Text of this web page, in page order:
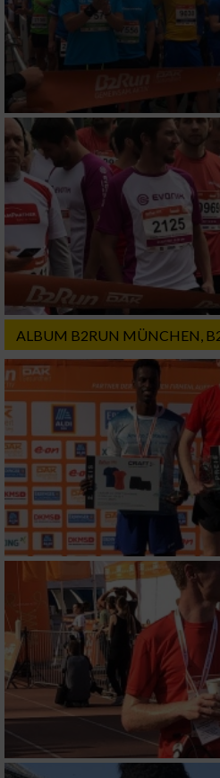
ALBUM B2RUN MÜNCHEN,
Erstellung von Profilen zur
von Inhalten
Verwendung von Profilen zur
Messung der Werbeleistung
Messung der Performance von
Analyse von Zielgruppen durch
oder Kombinationen von Daten
verschiedenen Quellen
Entwicklung und Verbesserung
Verwendung reduzierter Daten
von Inhalten
IAB-Besonderheiten:
Verwendung genauer
Geräte anhand von aktiv
Informationen identifizieren
Nicht-IAB-Verarbeitungszwecke:
Notwendig
Performance
Funktional